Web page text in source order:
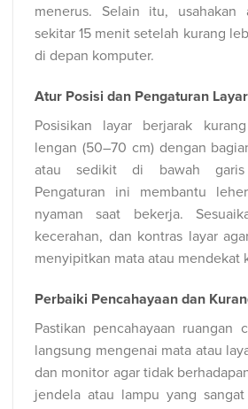
menerus. Selain itu, usahakan
sekitar 15 menit setelah kurang
di depan komputer.
Atur Posisi dan Pengaturan Layar
Posisikan layar berjarak
lengan (50–70 cm) dengan
atau sedikit di bawah garis
Pengaturan ini membantu
nyaman saat bekerja.
kecerahan, dan kontras layar
menyipitkan mata atau mendekat
Perbaiki Pencahayaan dan
Pastikan pencahayaan ruangan
langsung mengenai mata atau
dan monitor agar tidak
jendela atau lampu yang